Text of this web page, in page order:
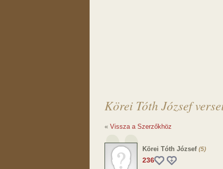
Körei Tóth József
« Vissza a Szerzőkhöz
Körei Tóth József (5)
236